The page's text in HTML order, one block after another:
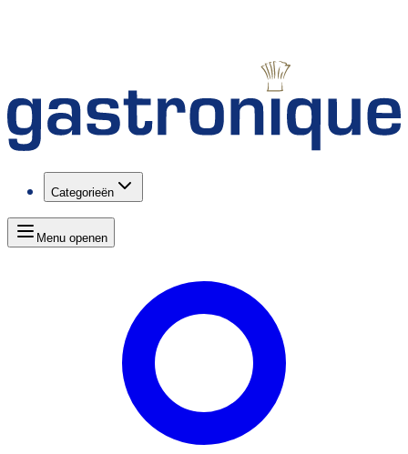
Categorieën
Menu openen